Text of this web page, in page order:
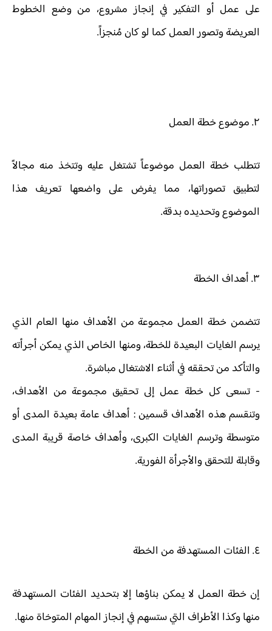
على عمل أو التفكير في إنجاز مشروع، من وضع الخطوط
العريضة وتصور العمل كما لو كان مُنجزاً.
٢. موضوع خطة العمل
تتطلب خطة العمل موضوعاً تشتغل عليه وتتخذ منه مجالاً
لتطبيق تصوراتها، مما يفرض على واضعها تعريف هذا
الموضوع وتحديده بدقة.
٣. أهداف الخطة
تتضمن خطة العمل مجموعة من الأهداف منها العام الذي
يرسم الغايات البعيدة للخطة، ومنها الخاص الذي يمكن أجرأته
والتأكد من تحققه في أثناء الاشتغال مباشرة.
- تسعى كل خطة عمل إلى تحقيق مجموعة من الأهداف،
وتنقسم هذه الأهداف قسمين : أهداف عامة بعيدة المدى أو
متوسطة وترسم الغايات الكبرى، وأهداف خاصة قريبة المدى
وقابلة للتحقق والأجرأة الفورية.
٤. الفئات المستهدفة من الخطة
إن خطة العمل لا يمكن بناؤها إلا بتحديد الفئات المستهدفة
منها وكذا الأطراف التي ستسهم في إنجاز المهام المتوخاة منها.